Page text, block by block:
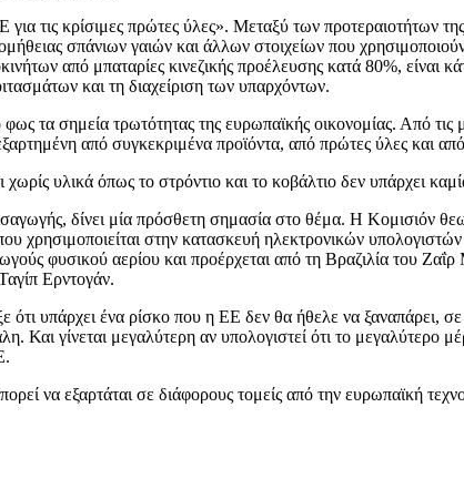
τις κρίσιμες πρώτες ύλες». Μεταξύ των προτεραιοτήτων
σπάνιων γαιών και άλλων στοιχείων που
από μπαταρίες κινεζικής προέλευσης κατά 80%, είναι
και τη διαχείριση των υπαρχόντων.
τα σημεία τρωτότητας της ευρωπαϊκής οικονομίας. Από τις
από συγκεκριμένα προϊόντα, από πρώτες ύλες και
υλικά όπως το στρόντιο και το κοβάλτιο δεν υπάρχει
δίνει μία πρόσθετη σημασία στο θέμα. Η Κομισιόν
στην κατασκευή ηλεκτρονικών
φυσικού αερίου και προέρχεται από τη Βραζιλία του
Ερντογάν.
υπάρχει ένα ρίσκο που η ΕΕ δεν θα ήθελε να ξαναπάρει,
Και γίνεται μεγαλύτερη αν υπολογιστεί ότι το μεγαλύτερο
να εξαρτάται σε διάφορους τομείς από την ευρωπαϊκή